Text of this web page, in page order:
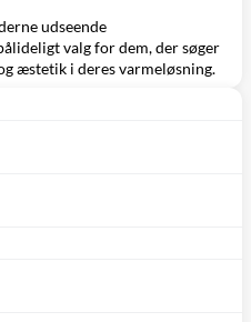
udseende
valg for dem, der søger
æstetik i deres varmeløsning.